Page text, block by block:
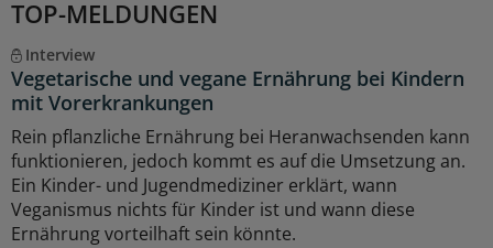
TOP-MELDUNGEN
Interview
Vegetarische und vegane Ernährung bei Kindern
mit Vorerkrankungen
Rein pflanzliche Ernährung bei Heranwachsenden kann
funktionieren, jedoch kommt es auf die Umsetzung an.
Ein Kinder- und Jugendmediziner erklärt, wann
Veganismus nichts für Kinder ist und wann diese
Ernährung vorteilhaft sein könnte.